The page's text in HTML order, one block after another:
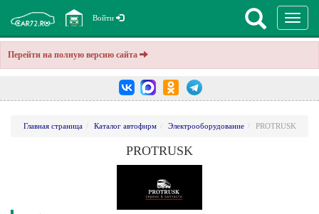
Перейти на полную версию сайта
Войти
Главная страница Каталог автофирм Электрооборудование PROTRUSK
PROTRUSK